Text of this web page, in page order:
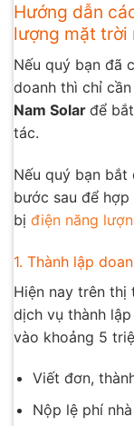
Hướng dẫn
lượng mặt trời
Nếu quý bạn đã
doanh thì chỉ
Nam Solar để
tác.
Nếu quý bạn bắt
bước sau để
bị điện năng
1. Thành lập
Hiện nay trên thị
dịch vụ thành
vào khoảng 5
Viết đơn,
Nộp lệ phí